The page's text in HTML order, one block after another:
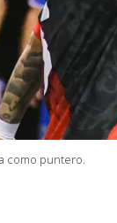
como puntero.